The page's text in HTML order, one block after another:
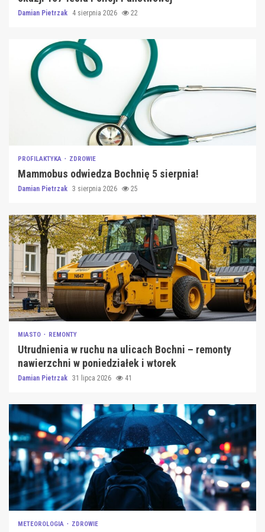
Damian Pietrzak 4 sierpnia 2026 22
PROFILAKTYKA ZDROWIE
Mammobus odwiedza Bochnię 5 sierpnia!
Damian Pietrzak 3 sierpnia 2026 25
MIASTO REMONTY
Utrudnienia w ruchu na ulicach Bochni – remonty
nawierzchni w poniedziałek i wtorek
Damian Pietrzak 31 lipca 2026 41
METEOROLOGIA ZDROWIE